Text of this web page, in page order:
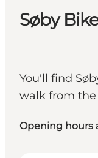
Søby
You'll find
walk from the
Opening hours